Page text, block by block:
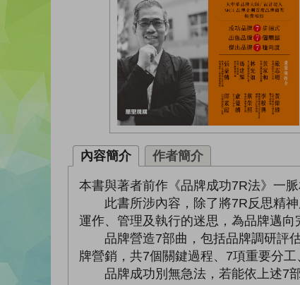
內容簡介 作者簡介
本書與著者前作《品牌成功7R法》一脈
此書所涉內容，除了將7R反思精神
運作、管理及執行的迷思，為品牌邁向
品牌營造7部曲，包括品牌調研評估
牌營銷，共7個關鍵過程、7項重要分
品牌成功別無急法，若能依上述7部